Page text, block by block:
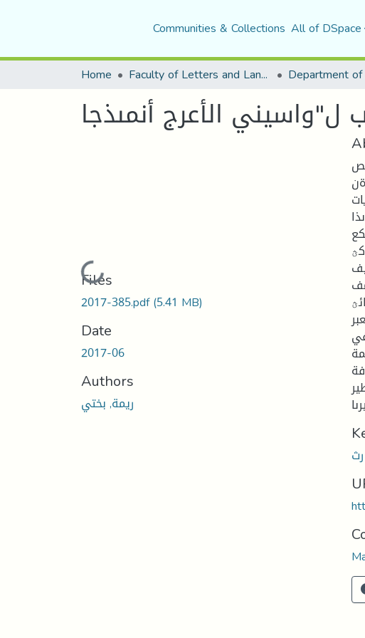
Communities & Collections All of DSpace
Home Faculty of Letters and Languages
Loading...
Files
2017-385.pdf(5.41 MB)
Date
2017-06
Authors
ريمة, بختي